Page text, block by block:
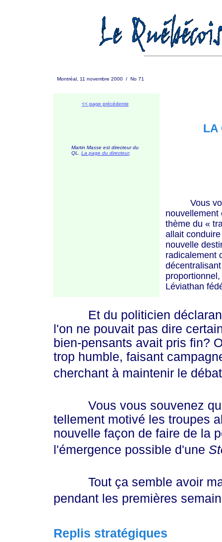
Montréal, 11 novembre 2000 / No 71
<< page précédente
Martin Masse est directeur du
QL. L a page du directeur.
LA
Vous vous
nouvellement
thème du « tr
allait
nouvelle
radicalement
Léviathan
Et du politicien déclarant
l'on ne pouvait pas dire
bien-pensants avait pris fin?
trop humble, faisant
cherchant à maintenir le
Vous vous souvenez qu'à
tellement motivé les troupes
nouvelle façon de faire de la
l'émergence possible d'une
Tout ça semble avoir
pendant les premières
Replis stratégiques